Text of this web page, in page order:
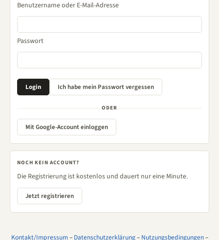
Benutzername oder E-Mail-Adresse
Passwort
ODER
Mit Google-Account einloggen
NOCH KEIN ACCOUNT?
Die Registrierung ist kostenlos und dauert nur eine Minute.
Jetzt registrieren
Kontakt/Impressum– Datenschutzerklärung– Nutzungsbedingungen–